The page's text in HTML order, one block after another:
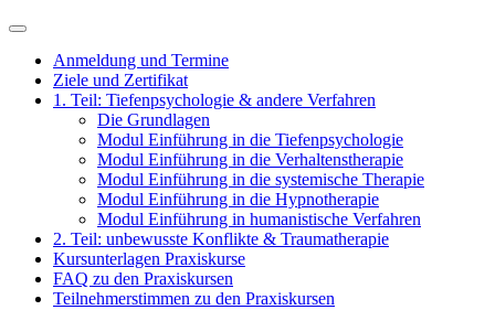
Anmeldung und Termine
Ziele und Zertifikat
1. Teil: Tiefenpsychologie & andere Verfahren
Die Grundlagen
Modul Einführung in die Tiefenpsychologie
Modul Einführung in die Verhaltenstherapie
Modul Einführung in die systemische Therapie
Modul Einführung in die Hypnotherapie
Modul Einführung in humanistische Verfahren
2. Teil: unbewusste Konflikte & Traumatherapie
Kursunterlagen Praxiskurse
FAQ zu den Praxiskursen
Teilnehmerstimmen zu den Praxiskursen